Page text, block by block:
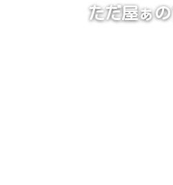
ただ屋ぁ